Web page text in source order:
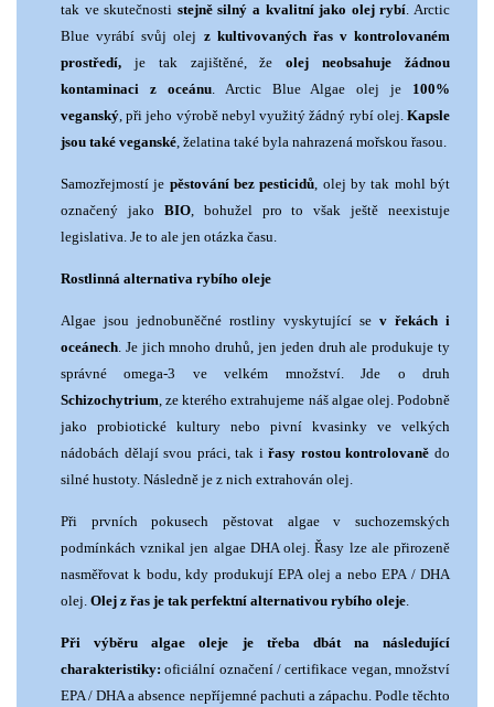
tak ve skutečnosti stejně silný a kvalitní jako olej rybí. Arctic
Blue vyrábí svůj olej z kultivovaných řas v kontrolovaném
prostředí, je tak zajištěné, žeolej neobsahuje žádnou
kontaminaci z oceánu. Arctic Blue Algae olej je 100%
veganský, při jeho výrobě nebyl využitý žádný rybí olej. Kapsle
jsou také veganské, želatina také byla nahrazená mořskou řasou.
Samozřejmostí je pěstování bez pesticidů, olej by tak mohl být
označený jako BIO, bohužel pro to však ještě neexistuje
legislativa. Je to ale jen otázka času.
Rostlinná alternativa rybího oleje
Algae jsou jednobuněčné rostliny vyskytující se v řekách i
oceánech. Je jich mnoho druhů, jen jeden druh ale produkuje ty
správné omega-3 ve velkém množství. Jde o druh
Schizochytrium, ze kterého extrahujeme náš algae olej. Podobně
jako probiotické kultury nebo pivní kvasinky ve velkých
nádobách dělají svou práci, tak iřasy rostou kontrolovaně do
silné hustoty. Následně je z nich extrahován olej.
Při prvních pokusech pěstovat algae v suchozemských
podmínkách vznikal jen algae DHA olej. Řasy lze ale přirozeně
nasměřovat k bodu, kdy produkují EPA olej a nebo EPA / DHA
olej. Olej z řas je tak perfektní alternativou rybího oleje.
Při výběru algae oleje je třeba dbát na následující
charakteristiky:oficiální označení / certifikace vegan, množství
EPA / DHA a absence nepříjemné pachuti a zápachu. Podle těchto